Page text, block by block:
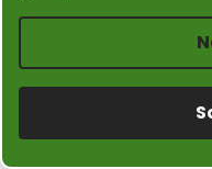
Kontakty
Dárkové poukazy